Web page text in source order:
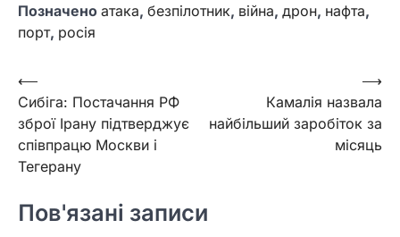
Позначено атака, безпілотник, війна, дрон, нафта,
порт, росія
Навігація
записів
⟵
Сибіга: Постачання РФ
зброї Ірану підтверджує
співпрацю Москви і
Тегерану
Камалія назвала
найбільший заробіток за
місяць
⟶
Пов'язані записи